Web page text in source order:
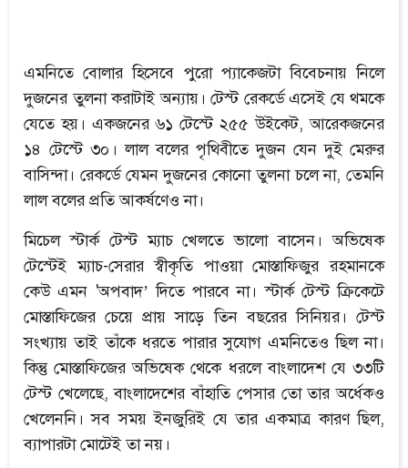
এমনিতে বোলার হিসেবে পুরো প্যাকেজটা বিবেচনায় নিলে
দুজনের তুলনা করাটাই অন্যায়। টেস্ট রেকর্ডে এসেই যে থমকে
যেতে হয়। একজনের ৬১ টেস্টে ২৫৫ উইকেট, আরেকজনের
১৪ টেস্টে ৩০। লাল বলের পৃথিবীতে দুজন যেন দুই মেরুর
বাসিন্দা। রেকর্ডে যেমন দুজনের কোনো তুলনা চলে না, তেমনি
লাল বলের প্রতি আকর্ষণেও না।
মিচেল স্টার্ক টেস্ট ম্যাচ খেলতে ভালো বাসেন। অভিষেক
টেস্টেই ম্যাচ-সেরার স্বীকৃতি পাওয়া মোস্তাফিজুর রহমানকে
কেউ এমন 'অপবাদ’ দিতে পারবে না। স্টার্ক টেস্ট ক্রিকেটে
মোস্তাফিজের চেয়ে প্রায় সাড়ে তিন বছরের সিনিয়র। টেস্ট
সংখ্যায় তাই তাঁকে ধরতে পারার সুযোগ এমনিতেও ছিল না।
কিন্তু মোস্তাফিজের অভিষেক থেকে ধরলে বাংলাদেশ যে ৩৩টি
টেস্ট খেলেছে, বাংলাদেশের বাঁহাতি পেসার তো তার অর্ধেকও
খেলেননি। সব সময় ইনজুরিই যে তার একমাত্র কারণ ছিল,
ব্যাপারটা মোটেই তা নয়।